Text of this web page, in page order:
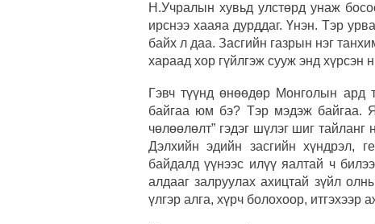
Н.Учралын хувьд улстөрд унаж
ирснээ хааяа дурддаг. Үнэн. Тэр
байх л даа. Засгийн газрын нэг
хараад хор гүйлгэж сууж энд хүрсэн
Гэвч түүнд өнөөдөр Монголын ард
байгаа юм бэ? Тэр мэдэж байгаа.
чөлөөлөлт” гэдэг шүлэг шиг
Дэлхийн эдийн засгийн хүндрэл,
байдалд үүнээс илүү яалтай ч
алдааг залруулах ахицтай зүйл
үлгэр алга, хүрч болохоор,